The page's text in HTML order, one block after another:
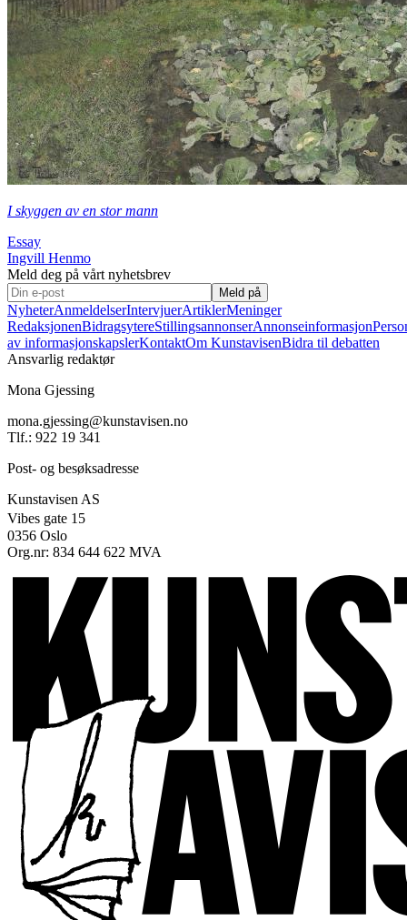
I skyggen av en stor mann
Essay
Ingvill Henmo
Meld deg på vårt nyhetsbrev
Meld på
NyheterAnmeldelserIntervjuerArtiklerMeninger
RedaksjonenBidragsytereStillingsannonserAnnonseinformasjon
av informasjonskapslerKontaktOm KunstavisenBidra til debatten
Ansvarlig redaktør
Mona Gjessing
mona.gjessing@kunstavisen.no
Tlf.: 922 19 341
Post- og besøksadresse
Kunstavisen AS
Vibes gate 15
0356 Oslo
Org.nr: 834 644 622 MVA